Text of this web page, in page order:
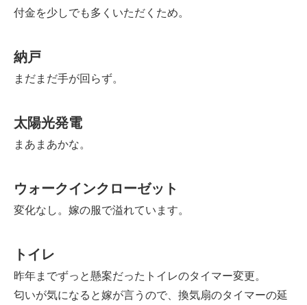
付金を少しでも多くいただくため。
納戸
まだまだ手が回らず。
太陽光発電
まあまあかな。
ウォークインクローゼット
変化なし。嫁の服で溢れています。
トイレ
昨年までずっと懸案だったトイレのタイマー変更。
匂いが気になると嫁が言うので、換気扇のタイマーの延